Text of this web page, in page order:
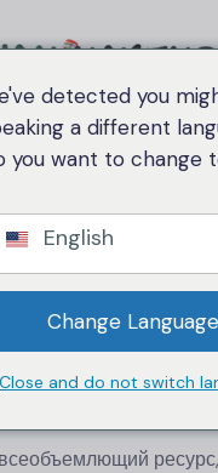
for
detected you
a different
you want to change
English
Change Language
Close and do not switch